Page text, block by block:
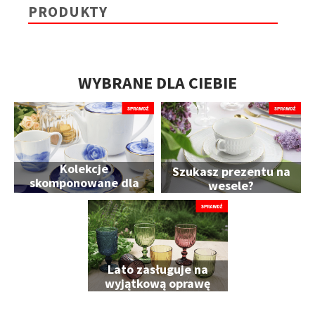
PRODUKTY
WYBRANE DLA CIEBIE
Kolekcje
skomponowane dla
Ciebie
Szukasz prezentu na
wesele?
Lato zasługuje na
wyjątkową oprawę